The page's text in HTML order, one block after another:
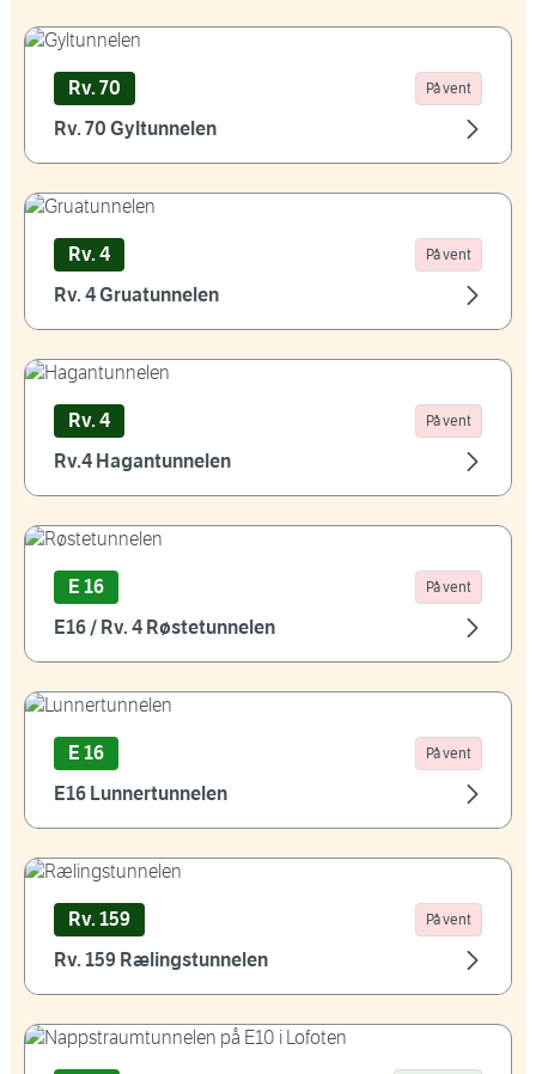
Rv. 70 På vent
Rv. 70 Gyltunnelen
Rv. 4 På vent
Rv. 4 Gruatunnelen
Rv. 4 På vent
Rv.4 Hagantunnelen
E 16 På vent
E16 / Rv. 4 Røstetunnelen
E 16 På vent
E16 Lunnertunnelen
Rv. 159 På vent
Rv. 159 Rælingstunnelen